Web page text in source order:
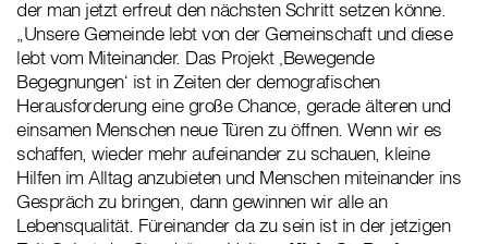
der man jetzt erfreut den nächsten Schritt setzen könne.
„Unsere Gemeinde lebt von der Gemeinschaft und diese
lebt vom Miteinander. Das Projekt ‚Bewegende
Begegnungen‘ ist in Zeiten der demografischen
Herausforderung eine große Chance, gerade älteren und
einsamen Menschen neue Türen zu öffnen. Wenn wir es
schaffen, wieder mehr aufeinander zu schauen, kleine
Hilfen im Alltag anzubieten und Menschen miteinander ins
Gespräch zu bringen, dann gewinnen wir alle an
Lebensqualität. Füreinander da zu sein ist in der jetzigen